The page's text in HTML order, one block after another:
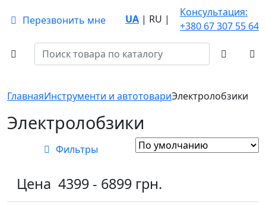
Перезвонить мне UA | RU |
Консультация:
+380 67 307 55 64
ГлавнаяИнструменти и автотовариЭлектролобзики
Электролобзики
Фильтры
Цена 4399 - 6899 грн.